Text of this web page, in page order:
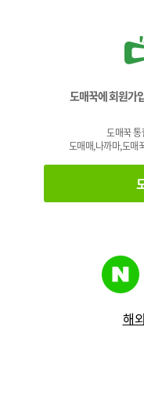
도매꾹에 회원가
도매꾹
도매매,나까마,도매
해